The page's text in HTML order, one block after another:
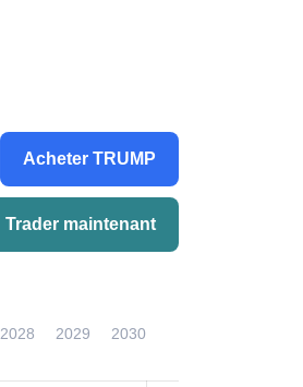
Acheter TRUMP
Trader maintenant
2028 2029 2030